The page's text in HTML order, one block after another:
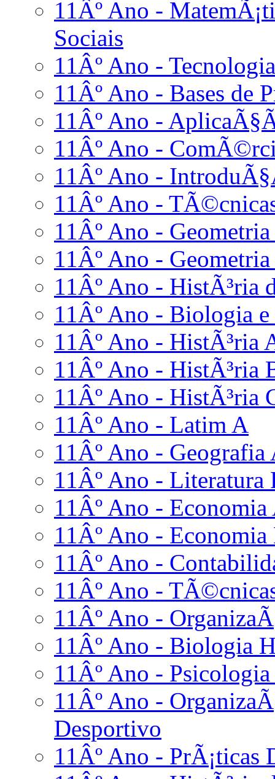
11Âº Ano -
Sociais
11Âº Ano -
11Âº Ano - Bases de
11Âº Ano -
11Âº Ano -
11Âº Ano -
11Âº Ano -
11Âº Ano -
11Âº Ano -
11Âº Ano - HistÃ³ria
11Âº Ano - Biologia
11Âº Ano - HistÃ³ria
11Âº Ano - HistÃ³ria
11Âº Ano - HistÃ³ria
11Âº Ano - Latim A
11Âº Ano - Geografia
11Âº Ano - Literatura
11Âº Ano - Economia
11Âº Ano - Economia
11Âº Ano -
11Âº Ano -
11Âº Ano -
11Âº Ano - Biologia
11Âº Ano -
11Âº Ano -
Desportivo
11Âº Ano - PrÃ¡ticas